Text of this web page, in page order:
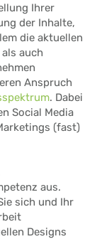
Ihrer
der Inhalte,
die aktuellen
auch
Anspruch
. Dabei
Social Media
(fast)
aus.
sich und Ihr
Designs